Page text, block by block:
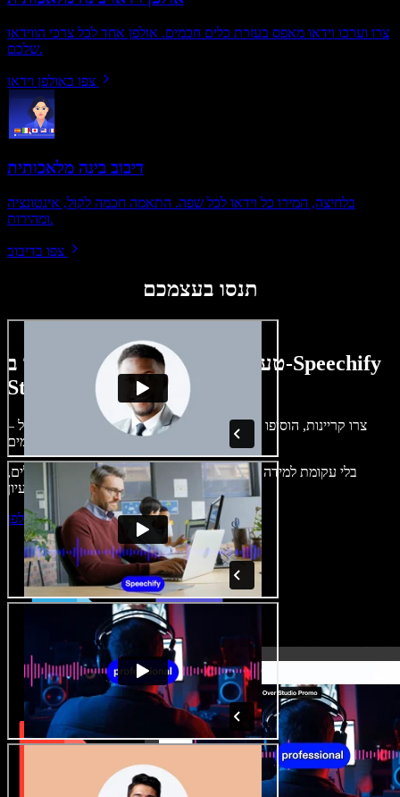
צרו וערכו וידאו מאפס בעזרת כלים חכמים. אולפן אחד לכל צרכי הווידאו
שלכם.
צפו באולפן וידאו
דיבוב בינה מלאכותית
בלחיצה, המירו כל וידאו לכל שפה. התאמה חכמה לקול, אינטונציה
ומהירות.
צפו בדיבוב
תנסו בעצמכם
טעימה קטנה ממה שתוכלו ליצור ב-Speechify
Studio.
צרו קריינות, הוסיפו תמונות ללא זכויות, אודיו, סרטונים ושיבוט קול –
בלי עקומת למידה – הכול זמין בדפדפן. יוצרי תוכן כבר לא מוגבלים,
התחילו ליצור באולפן